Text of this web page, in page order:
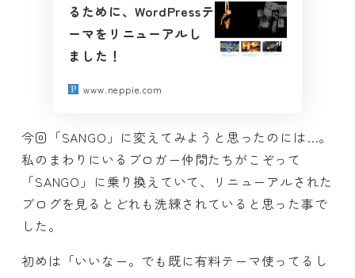
るために、WordPressテ
ーマをリニューアルし
ました！
www.neppie.com
今回「SANGO」に変えてみようと思ったのには…。
私のまわりにいるブロガー仲間たちがこぞって
「SANGO」に乗り換えていて、リニューアルされた
ブログを見るとどれも洗練されていると思った事で
した。
初めは「いいなー。でも既に有料テーマ使ってるし